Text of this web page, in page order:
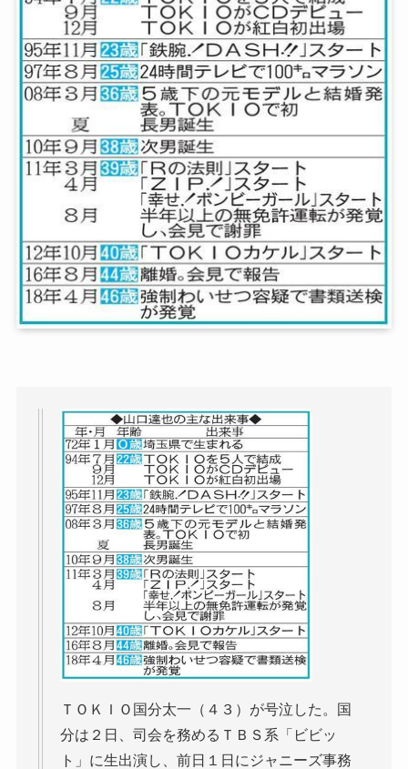
ＴＯＫＩＯ国分太一（４３）が号泣した。国
分は２日、司会を務めるＴＢＳ系「ビビッ
ト」に生出演し、前日１日にジャニーズ事務